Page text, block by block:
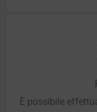
È possibile